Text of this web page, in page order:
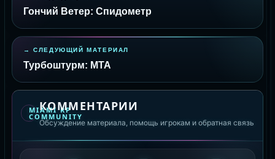
Гончий Ветер: Спидометр
СЛЕДУЮЩИЙ МАТЕРИАЛ
Турбоштурм: MTA
MIAMI RP
COMMUNITY
КОММЕНТАРИИ
Обсуждение материала, помощь игрокам и обратная связь